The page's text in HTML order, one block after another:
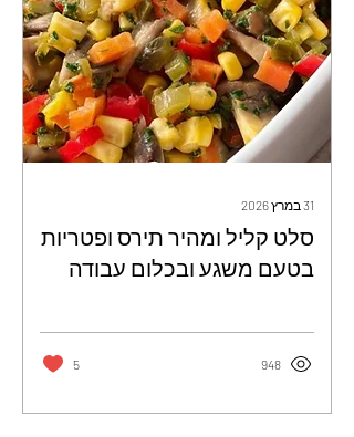
31 במרץ 2026
סלט קליל ומהיר תירס ופטריות
בטעם משגע ובכלום עבודה
948
5